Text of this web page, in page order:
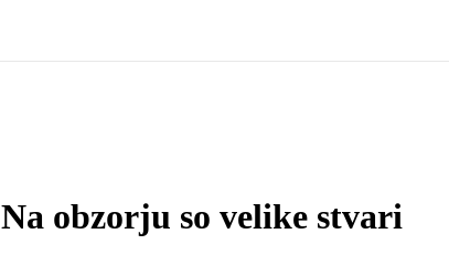
Na obzorju so velike stvari